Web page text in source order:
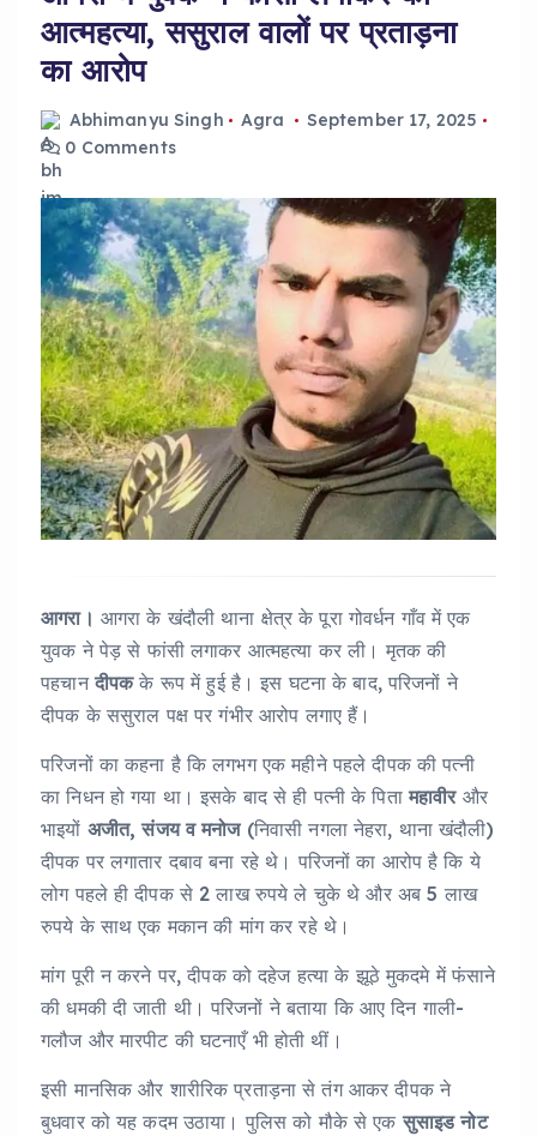
आत्महत्या, ससुराल वालों पर प्रताड़ना
का आरोप
Abhimanyu Singh Agra
September 17, 2025
0 Comments
आगरा। आगरा के खंदौली थाना क्षेत्र के पूरा गोवर्धन गाँव में एक
युवक ने पेड़ से फांसी लगाकर आत्महत्या कर ली। मृतक की
पहचानदीपकके रूप में हुई है। इस घटना के बाद, परिजनों ने
दीपक के ससुराल पक्ष पर गंभीर आरोप लगाए हैं।
परिजनों का कहना है कि लगभग एक महीने पहले दीपक की पत्नी
का निधन हो गया था। इसके बाद से ही पत्नी के पितामहावीरऔर
भाइयों अजीत, संजय व मनोज(निवासी नगला नेहरा, थाना खंदौली)
दीपक पर लगातार दबाव बना रहे थे। परिजनों का आरोप है कि ये
लोग पहले ही दीपक से 2 लाख रुपये ले चुके थे और अब 5 लाख
रुपये के साथ एक मकान की मांग कर रहे थे।
मांग पूरी न करने पर, दीपक को दहेज हत्या के झूठे मुकदमे में फंसाने
की धमकी दी जाती थी। परिजनों ने बताया कि आए दिन गाली-
गलौज और मारपीट की घटनाएँ भी होती थीं।
इसी मानसिक और शारीरिक प्रताड़ना से तंग आकर दीपक ने
बुधवार को यह कदम उठाया। पुलिस को मौके से एकसुसाइड नोट